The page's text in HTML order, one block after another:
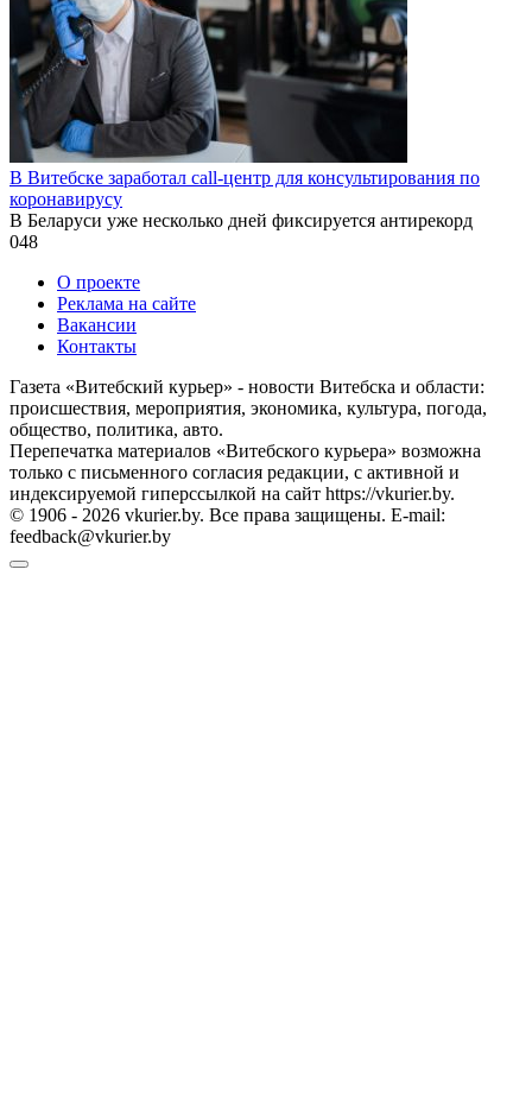
В Витебске заработал call-центр для консультирования по
коронавирусу
В Беларуси уже несколько дней фиксируется антирекорд
048
О проекте
Реклама на сайте
Вакансии
Контакты
Газета «Витебский курьер» - новости Витебска и области:
происшествия, мероприятия, экономика, культура, погода,
общество, политика, авто.
Перепечатка материалов «Витебского курьера» возможна
только с письменного согласия редакции, с активной и
индексируемой гиперссылкой на сайт https://vkurier.by.
© 1906 - 2026 vkurier.by. Все права защищены. E-mail:
feedback@vkurier.by